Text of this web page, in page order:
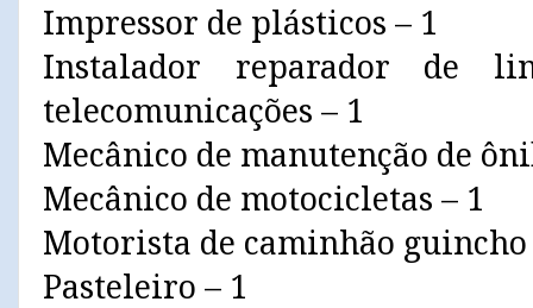
Impressor de plásticos – 1
Instalador reparador de
telecomunicações – 1
Mecânico de manutenção de
Mecânico de motocicletas – 1
Motorista de caminhão guincho
Pasteleiro – 1